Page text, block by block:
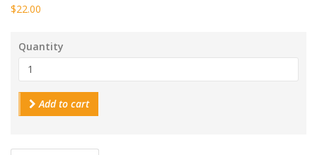
$22.00
Quantity
Add to cart